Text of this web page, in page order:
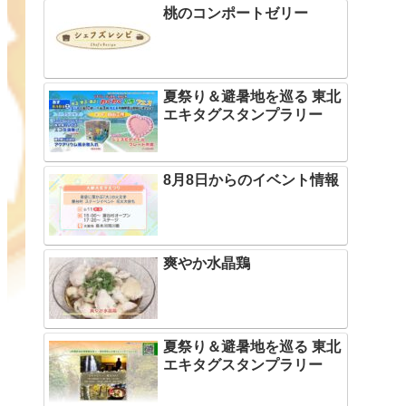
桃のコンポートゼリー
夏祭り＆避暑地を巡る 東北
エキタグスタンプラリー
8月8日からのイベント情報
爽やか水晶鶏
夏祭り＆避暑地を巡る 東北
エキタグスタンプラリー